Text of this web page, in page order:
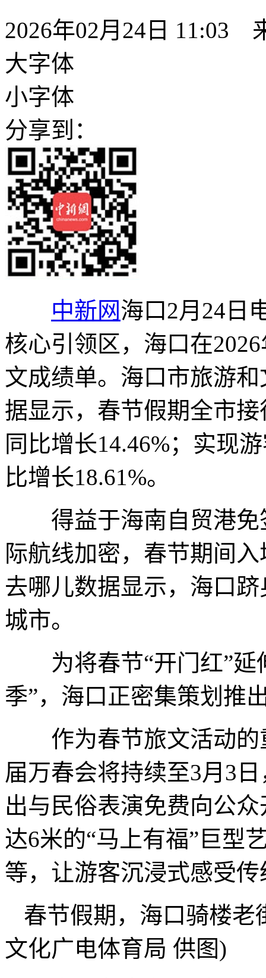
2026年02月24日 11:03
大字体
小字体
分享到：
中新网海口2月24日
核心引领区，海口在
文成绩单。海口市旅游
据显示，春节假期全市
同比增长14.46%；实现
比增长18.61%。
得益于海南自贸港免
际航线加密，春节期间
去哪儿数据显示，海口
城市。
为将春节“开门红”延
季”，海口正密集策划推
作为春节旅文活动的
届万春会将持续至3月3
出与民俗表演免费向公
达6米的“马上有福”巨型
等，让游客沉浸式感受
春节假期，海口骑楼
文化广电体育局 供图)